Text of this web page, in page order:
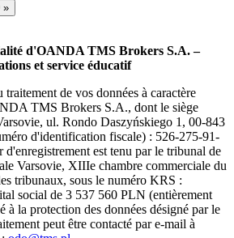
»
d'OANDA TMS Brokers S.A. –
et service éducatif
traitement de vos données à caractère
TMS Brokers S.A., dont le siège
ul. Rondo Daszyńskiego 1, 00-843
d'identification fiscale) : 526-275-91-
d'enregistrement est tenu par le tribunal de
Varsovie, XIIIe chambre commerciale du
tribunaux, sous le numéro KRS :
social de 3 537 560 PLN (entièrement
à la protection des données désigné par le
peut être contacté par e-mail à